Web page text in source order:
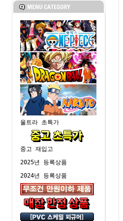
울트라 초특가
중고 재입고
2025년 등록상품
2024년 등록상품